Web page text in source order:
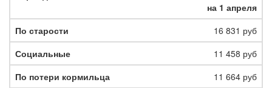
на 1 апреля
16 831 руб
11 458 руб
11 664 руб